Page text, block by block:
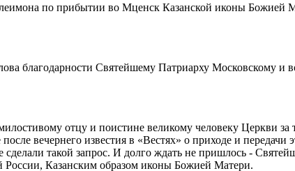
благодарности Святейшему Патриарху Московскому и
отцу и поистине великому человеку Церкви за
вечернего известия в «Вестях» о приходе и передачи
такой запрос. И долго ждать не пришлось -
России, Казанским образом иконы Божией Матери.